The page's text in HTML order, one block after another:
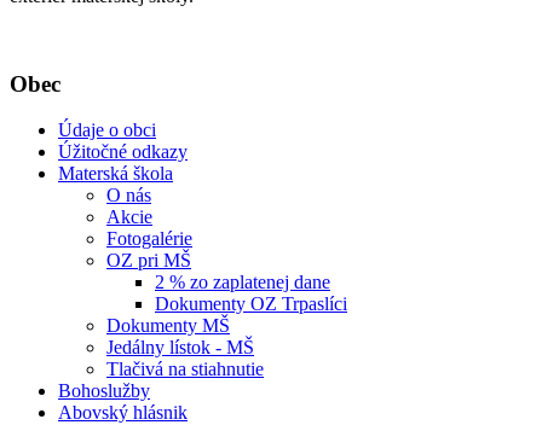
Obec
Údaje o obci
Úžitočné odkazy
Materská škola
O nás
Akcie
Fotogalérie
OZ pri MŠ
2 % zo zaplatenej dane
Dokumenty OZ Trpaslíci
Dokumenty MŠ
Jedálny lístok - MŠ
Tlačivá na stiahnutie
Bohoslužby
Abovský hlásnik